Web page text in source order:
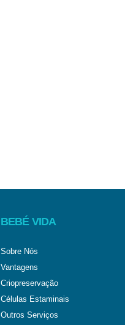
BEBÉ VIDA
Sobre Nós
Vantagens
Criopreservação
Células Estaminais
Outros Serviços